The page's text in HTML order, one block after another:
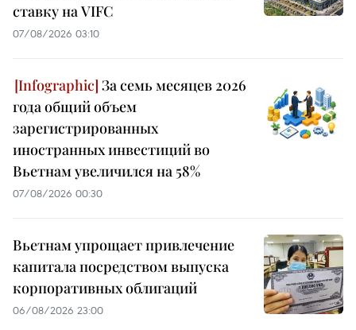
ставку на VIFC
07/08/2026 03:10
За семь месяцев 2026
года общий объем
зарегистрированных
иностранных инвестиций во
Вьетнам увеличился на 58%
07/08/2026 00:30
Вьетнам упрощает привлечение
капитала посредством выпуска
корпоративных облигаций
06/08/2026 23:00